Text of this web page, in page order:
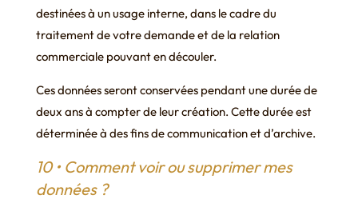
destinées à un usage interne, dans le cadre du
traitement de votre demande et de la relation
commerciale pouvant en découler.
Ces données seront conservées pendant une durée de
deux ans à compter de leur création. Cette durée est
déterminée à des fins de communication et d’archive.
10 • Comment voir ou supprimer mes
données ?